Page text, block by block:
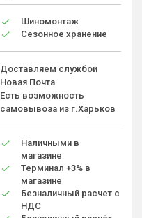
Шиномонтаж
Сезонное хранение
Доставляем службой
Новая Почта
Есть возможность
самовывоза из г.Харьков
Наличными в
магазине
Терминал +3% в
магазине
Безналичный расчет с
НДС